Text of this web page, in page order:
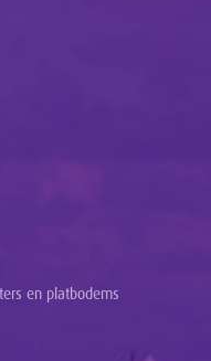
en platbodems